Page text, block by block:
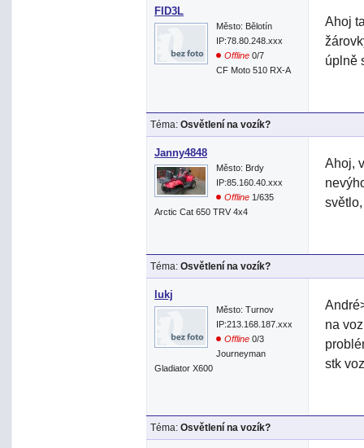
FID3L
Město: Bělotín
IP:78.80.248.xxx
Offline 0/7
CF Moto 510 RX-A
Ahoj
úplně
Téma: Osvětlení na vozík?
Janny4848
Město: Brdy
IP:85.160.40.xxx
Offline 1/635
Arctic Cat 650 TRV 4x4
Ahoj,
Téma: Osvětlení na vozík?
lukj
Město: Turnov
IP:213.168.187.xxx
Offline 0/3
Journeyman
Gladiator X600
na
stk
Téma: Osvětlení na vozík?